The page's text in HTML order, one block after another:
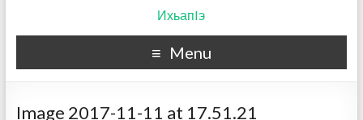
ИхьапIэ
Menu
Image 2017-11-11 at 17.51.21